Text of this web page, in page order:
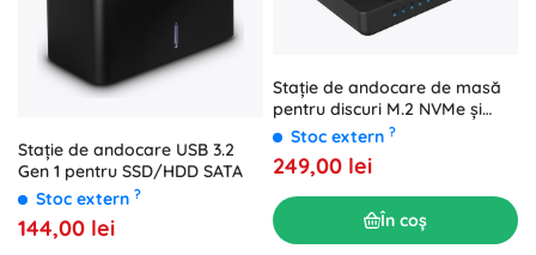
Stație de andocare USB 3.2
Gen 1 pentru SSD/HDD SATA
Stoc extern ?
144,00 lei
Stație de andocare de masă
pentru discuri M.2 NVMe și
SATAStoc extern ?
249,00 lei
În coș